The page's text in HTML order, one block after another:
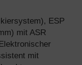
ESP
mit ASR
mit